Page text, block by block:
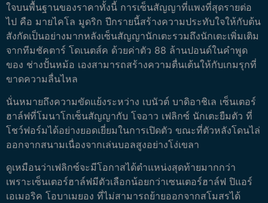
ใจบนพื้นฐานของราคาทั้งนี้ การเซ็นสัญญาที่แพงที่สุดรายต่อ
ไป คือ มายไคโล มูดริก ปีกรายนี้สร้างความประทับใจให้กับต้น
สังกัดเป็นอย่างมากหลังเซ็นสัญญานักเตะรวมถึงนักเตะเพิ่มเติม
จากทีมชัคตาร์ โดเนตส์ค ด้วยค่าตัว 88 ล้านปอนด์ในคำพูด
ของ ช่างปั้นหม้อ เองสามารถสร้างความตื่นเต้นให้กับเกมรุกที่
ขาดความลื่นไหล
นั่นหมายถึงความขัดแย้งระหว่าง เบนัวต์ บาดิอาชิเล เซ็นเตอร์
ฮาล์ฟที่โมนาโกเซ็นสัญญากับ โจอาว เฟลิกซ์ นักเตะยืมตัว ที่
โชว์ฟอร์มได้อย่างยอดเยี่ยมในการเปิดตัว ขณะที่ตัวหลังโดนไล่
ออกจากสนามเนื่องจากเล่นบอลสูงอย่างโง่เขลา
ดูเหมือนว่าเฟลิกซ์จะมีโอกาสได้ตำแหน่งสุดท้ายมากกว่า
เพราะเซ็นเตอร์ฮาล์ฟมีตัวเลือกน้อยกว่าเซนเตอร์ฮาล์ฟ ปิแอร์
เอเมอริค โอบาเมยอง ที่ไม่สามารถย้ายออกจากสโมสรได้